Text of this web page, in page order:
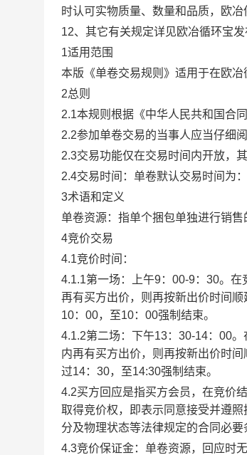
时认可实物质量、数量和品质，欧
12、其它有关规定详见欧冶循环宝发
1适用范围
本版《单卷交易规则》适用于在欧冶
2总则
2.1本规则根据《中华人民共和国合同
2.2参加单卷交易的当事人应当仔细
2.3交易功能仅在交易时间内开放，
2.4交易时间：单卷默认交易时间为
3术语和定义
单卷资源：指单个捆包单独进行销售
4竞价交易
4.1竞价时间：
4.1.1第一场：上午9：00-9：30。
再有买方出价，则再按新出价时间
10：00，至10：00强制结束。
4.1.2第二场：下午13：30-14：00
内再有买方出价，则再按新出价时
过14：30，至14:30强制结束。
4.2买方回应是指买方会员，在竞价
取得竞价权，即表示同意接受并遵
分及物理状态等法律规定的合同必要
4.3竞价保证金：单卷资源，回应时无